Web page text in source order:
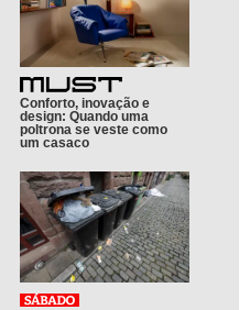
Conforto, inovação e
design: Quando uma
poltrona se veste como
um casaco